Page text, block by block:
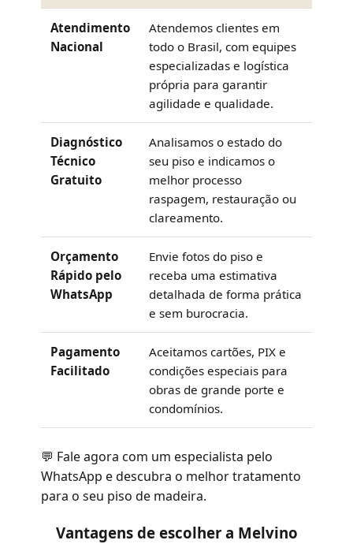
Atendimento
Nacional
Atendemos clientes em
todo o Brasil, com equipes
especializadas e logística
própria para garantir
agilidade e qualidade.
Diagnóstico
Técnico
Gratuito
Analisamos o estado do
seu piso e indicamos o
melhor processo
raspagem, restauração ou
clareamento.
Orçamento
Rápido pelo
WhatsApp
Envie fotos do piso e
receba uma estimativa
detalhada de forma prática
e sem burocracia.
Pagamento
Facilitado
Aceitamos cartões, PIX e
condições especiais para
obras de grande porte e
condomínios.
💬 Fale agora com um especialista pelo
WhatsApp e descubra o melhor tratamento
para o seu piso de madeira.
Vantagens de escolher a Melvino